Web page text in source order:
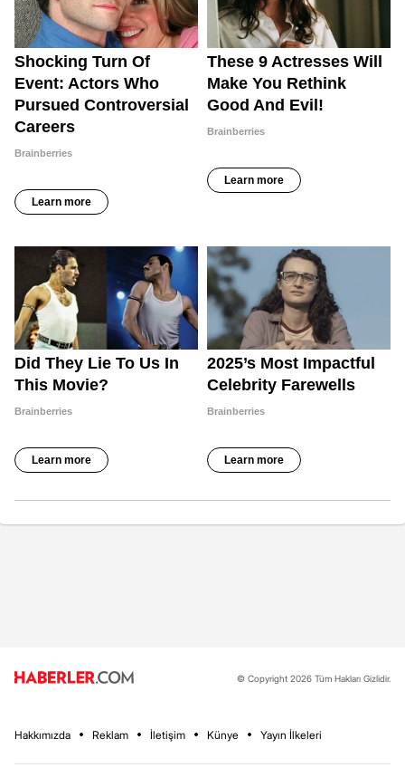
© Copyright 2026 Tüm Hakları Gizlidir.
Hakkımızda Reklam İletişim Künye Yayın İlkeleri